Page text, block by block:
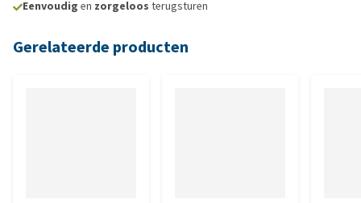
Eenvoudig en zorgeloos terugsturen
Gerelateerde producten